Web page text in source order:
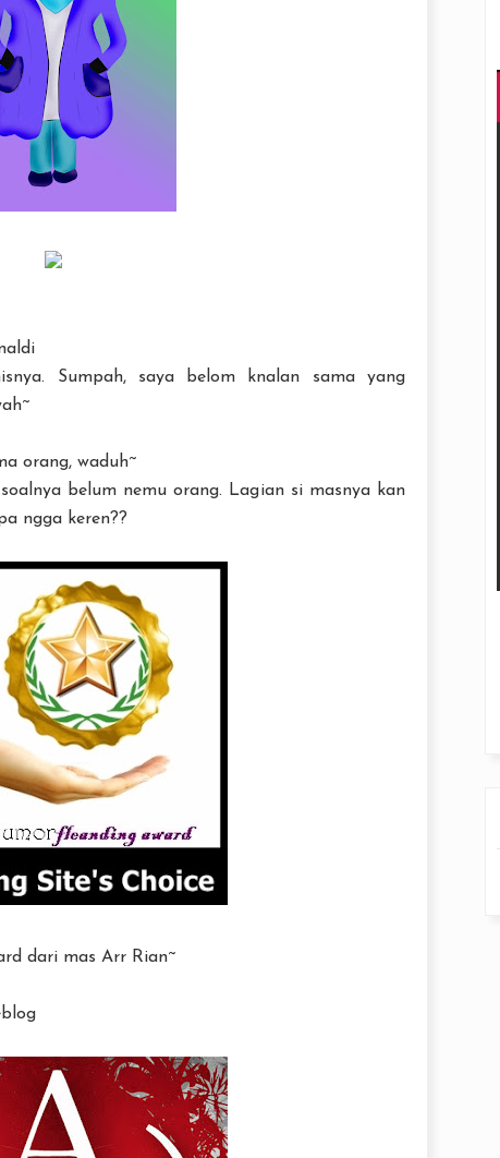
Sumpah, saya belom knalan sama yang
orang, waduh~
belum nemu orang. Lagian si masnya kan
ngga keren??
dari mas Arr Rian~